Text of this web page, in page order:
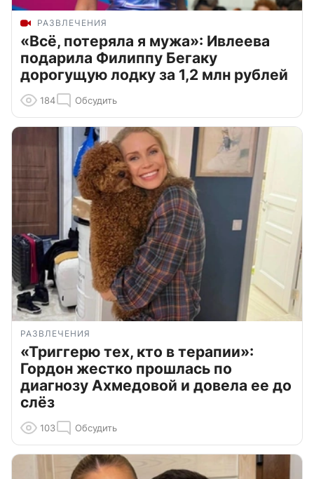
РАЗВЛЕЧЕНИЯ
«Всё, потеряла я мужа»: Ивлеева
подарила Филиппу Бегаку
дорогущую лодку за 1,2 млн рублей
184 Обсудить
РАЗВЛЕЧЕНИЯ
«Триггерю тех, кто в терапии»:
Гордон жестко прошлась по
диагнозу Ахмедовой и довела ее до
слёз
103 Обсудить